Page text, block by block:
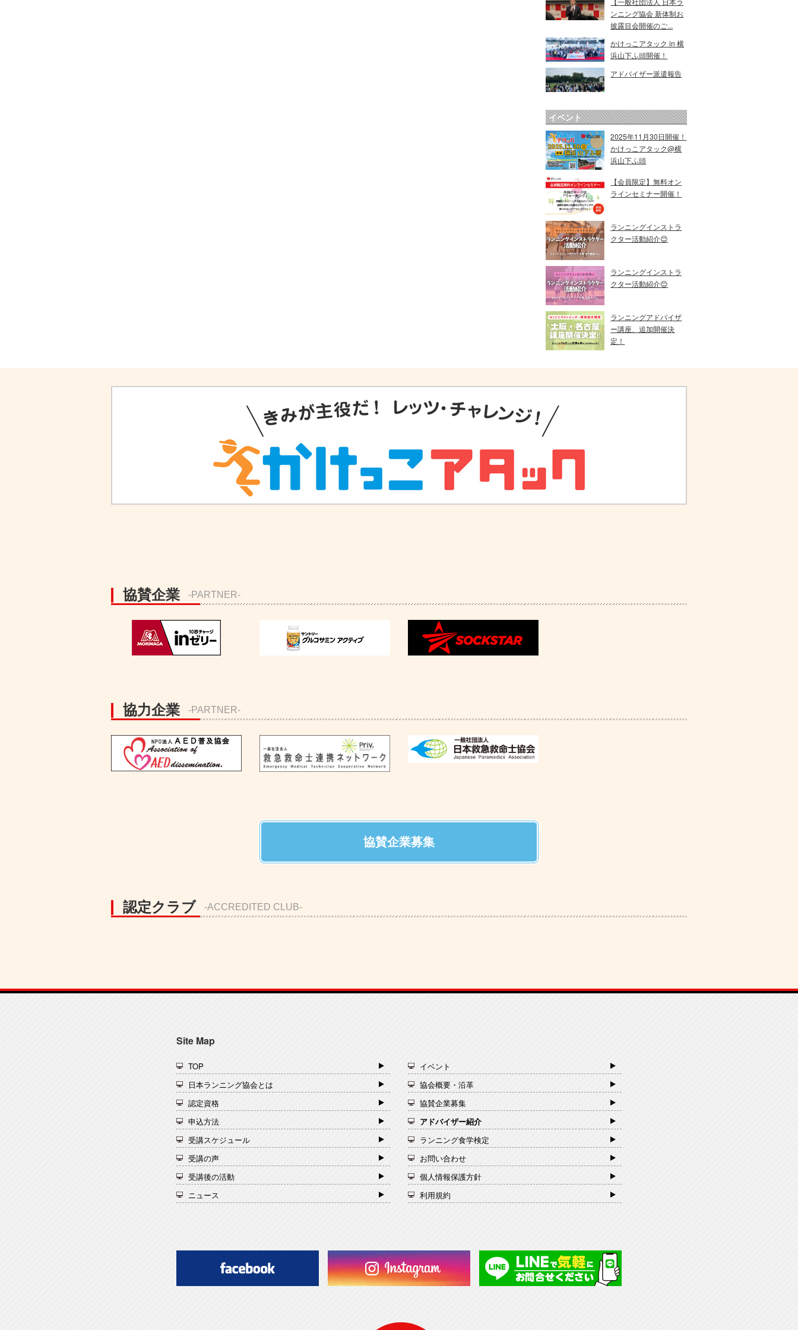
ンニング協会 新体制お
披露目会開催のご...
かけっこアタック in 横
浜山下ふ頭開催！
アドバイザー派遣報告
イベント
2025年11月30日開催！
かけっこアタック@横
浜山下ふ頭
【会員限定】無料オン
ラインセミナー開催！
ランニングインストラ
クター活動紹介😊
ランニングインストラ
クター活動紹介😊
ランニングアドバイザ
ー講座、追加開催決
定！
協賛企業 -PARTNER-
協力企業 -PARTNER-
協賛企業募集
認定クラブ -ACCREDITED CLUB-
Site Map
TOP
日本ランニング協会とは
認定資格
申込方法
受講スケジュール
受講の声
受講後の活動
ニュース
イベント
協会概要・沿革
協賛企業募集
アドバイザー紹介
ランニング食学検定
お問い合わせ
個人情報保護方針
利用規約